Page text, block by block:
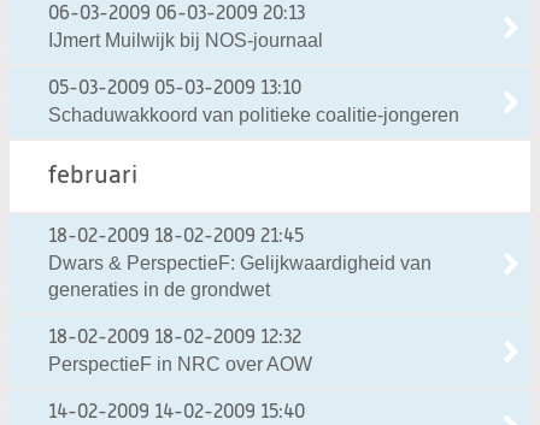
06-03-2009 06-03-2009 20:13
IJmert Muilwijk bij NOS-journaal
05-03-2009 05-03-2009 13:10
Schaduwakkoord van politieke coalitie-jongeren
februari
18-02-2009 18-02-2009 21:45
Dwars & PerspectieF: Gelijkwaardigheid van
generaties in de grondwet
18-02-2009 18-02-2009 12:32
PerspectieF in NRC over AOW
14-02-2009 14-02-2009 15:40